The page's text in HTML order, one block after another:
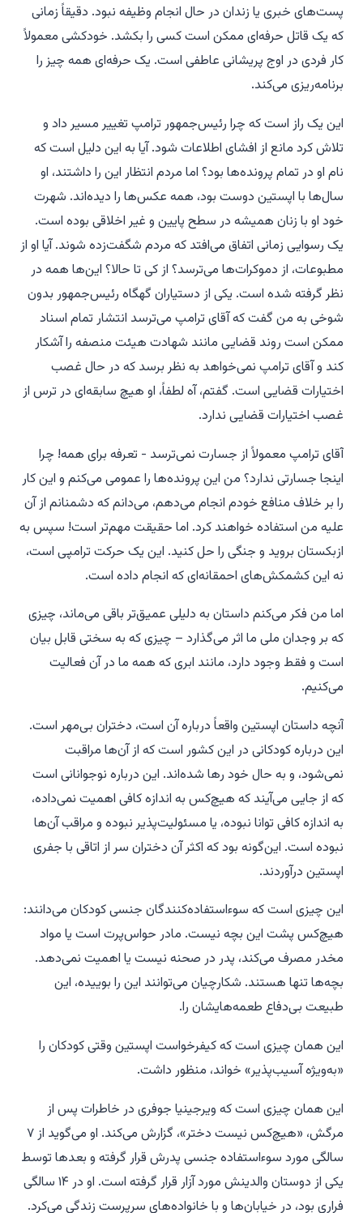
پست‌های خبری یا زندان در حال انجام وظیفه نبود. دقیقاً زمانی
که یک قاتل حرفه‌ای ممکن است کسی را بکشد. خودکشی معمولاً
کار فردی در اوج پریشانی عاطفی است. یک حرفه‌ای همه چیز را
برنامه‌ریزی می‌کند.
این یک راز است که چرا رئیس‌جمهور ترامپ تغییر مسیر داد و
تلاش کرد مانع از افشای اطلاعات شود. آیا به این دلیل است که
نام او در تمام پرونده‌ها بود؟ اما مردم انتظار این را داشتند، او
سال‌ها با اپستین دوست بود، همه عکس‌ها را دیده‌اند. شهرت
خود او با زنان همیشه در سطح پایین و غیر اخلاقی بوده است.
یک رسوایی زمانی اتفاق می‌افتد که مردم شگفت‌زده شوند. آیا او از
مطبوعات، از دموکرات‌ها می‌ترسد؟ از کی تا حالا؟ این‌ها همه در
نظر گرفته شده است. یکی از دستیاران گهگاه رئیس‌جمهور بدون
شوخی به من گفت که آقای ترامپ می‌ترسد انتشار تمام اسناد
ممکن است روند قضایی مانند شهادت هیئت منصفه را آشکار
کند و آقای ترامپ نمی‌خواهد به نظر برسد که در حال غصب
اختیارات قضایی است. گفتم، آه لطفاً، او هیچ سابقه‌ای در ترس از
غصب اختیارات قضایی ندارد.
آقای ترامپ معمولاً از جسارت نمی‌ترسد - تعرفه برای همه! چرا
اینجا جسارتی ندارد؟ من این پرونده‌ها را عمومی می‌کنم و این کار
را بر خلاف منافع خودم انجام می‌دهم، می‌دانم که دشمنانم از آن
علیه من استفاده خواهند کرد. اما حقیقت مهم‌تر است! سپس به
ازبکستان بروید و جنگی را حل کنید. این یک حرکت ترامپی است،
نه این کشمکش‌های احمقانه‌ای که انجام داده است.
اما من فکر می‌کنم داستان به دلیلی عمیق‌تر باقی می‌ماند، چیزی
که بر وجدان ملی ما اثر می‌گذارد – چیزی که به سختی قابل بیان
است و فقط وجود دارد، مانند ابری که همه ما در آن فعالیت
می‌کنیم.
آنچه داستان اپستین واقعاً درباره آن است، دختران بی‌مهر است.
این درباره کودکانی در این کشور است که از آن‌ها مراقبت
نمی‌شود، و به حال خود رها شده‌اند. این درباره نوجوانانی است
که از جایی می‌آیند که هیچ‌کس به اندازه کافی اهمیت نمی‌داده،
به اندازه کافی توانا نبوده، یا مسئولیت‌پذیر نبوده و مراقب آن‌ها
نبوده است. این‌گونه بود که اکثر آن دختران سر از اتاقی با جفری
اپستین درآوردند.
این چیزی است که سوءاستفاده‌کنندگان جنسی کودکان می‌دانند:
هیچ‌کس پشت این بچه نیست. مادر حواس‌پرت است یا مواد
مخدر مصرف می‌کند، پدر در صحنه نیست یا اهمیت نمی‌دهد.
بچه‌ها تنها هستند. شکارچیان می‌توانند این را بوییده، این
طبیعت بی‌دفاع طعمه‌هایشان را.
این همان چیزی است که کیفرخواست اپستین وقتی کودکان را
«به‌ویژه آسیب‌پذیر» خواند، منظور داشت.
این همان چیزی است که ویرجینیا جوفری در خاطرات پس از
مرگش، «هیچ‌کس نیست دختر»، گزارش می‌کند. او می‌گوید از ۷
سالگی مورد سوءاستفاده جنسی پدرش قرار گرفته و بعدها توسط
یکی از دوستان والدینش مورد آزار قرار گرفته است. او در ۱۴ سالگی
فراری بود، در خیابان‌ها و با خانواده‌های سرپرست زندگی می‌کرد.